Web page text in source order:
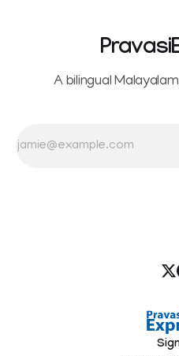
A bilingual